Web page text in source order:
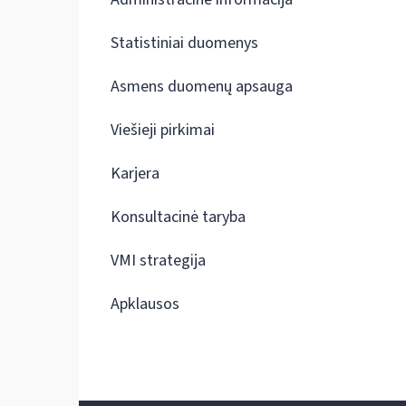
Statistiniai duomenys
Asmens duomenų apsauga
Viešieji pirkimai
Karjera
Konsultacinė taryba
VMI strategija
Apklausos